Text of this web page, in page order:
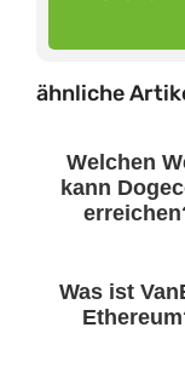
ähnliche
Welchen
kann
Was ist